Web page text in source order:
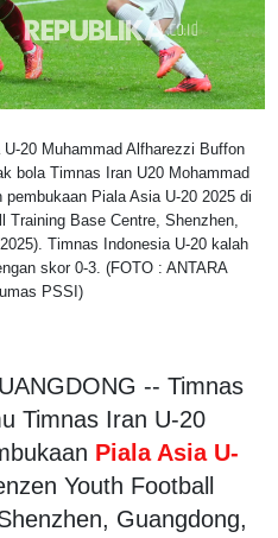
20 Muhammad Alfharezzi Buffon
bola Timnas Iran U20 Mohammad
pembukaan Piala Asia U-20 2025 di
Training Base Centre, Shenzhen,
Timnas Indonesia U-20 kalah
skor 0-3. (FOTO : ANTARA
PSSI)
-- Timnas
Timnas Iran U-20
Piala Asia U-
Youth Football
Guangdong,